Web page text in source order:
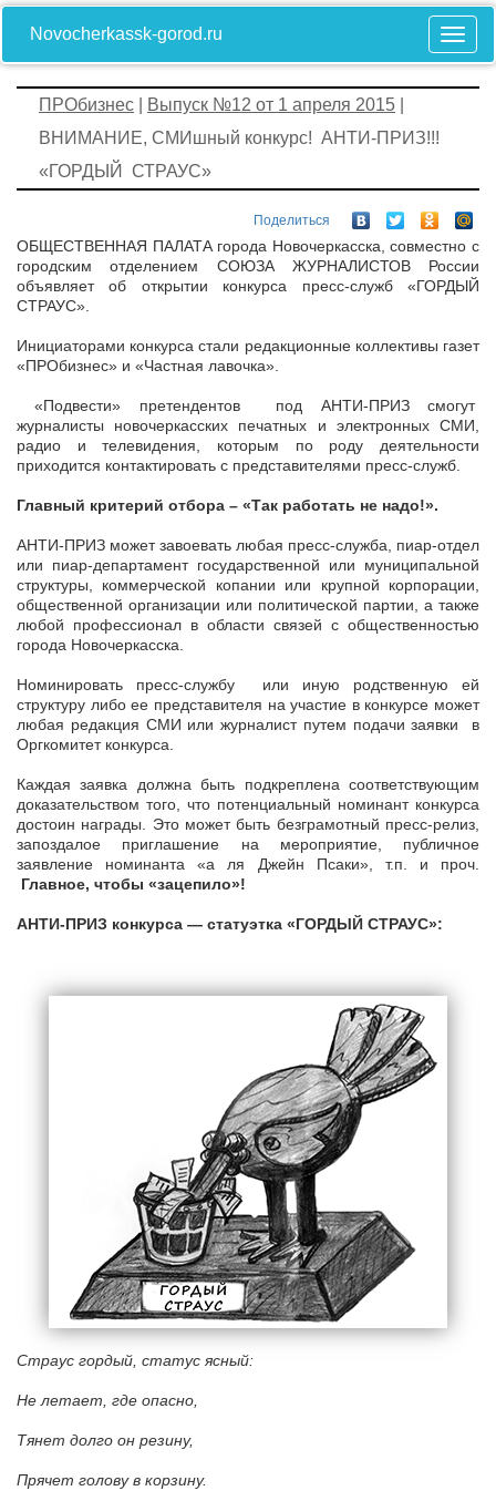
Novocherkassk-gorod.ru
ПРОбизнес Выпуск №12 от 1 апреля 2015
ВНИМАНИЕ, СМИшный конкурс! АНТИ-ПРИЗ!!!
«ГОРДЫЙ СТРАУС»
Поделиться
ОБЩЕСТВЕННАЯ ПАЛАТА города Новочеркасска, совместно с
городским отделением СОЮЗА ЖУРНАЛИСТОВ России
объявляет об открытии конкурса пресс-служб «ГОРДЫЙ
СТРАУС».
Инициаторами конкурса стали редакционные коллективы газет
«ПРОбизнес» и «Частная лавочка».
«Подвести» претендентов под АНТИ-ПРИЗ смогут
журналисты новочеркасских печатных и электронных СМИ,
радио и телевидения, которым по роду деятельности
приходится контактировать с представителями пресс-служб.
Главный критерий отбора – «Так работать не надо!».
АНТИ-ПРИЗ может завоевать любая пресс-служба, пиар-отдел
или пиар-департамент государственной или муниципальной
структуры, коммерческой копании или крупной корпорации,
общественной организации или политической партии, а также
любой профессионал в области связей с общественностью
города Новочеркасска.
Номинировать пресс-службу или иную родственную ей
структуру либо ее представителя на участие в конкурсе может
любая редакция СМИ или журналист путем подачи заявки в
Оргкомитет конкурса.
Каждая заявка должна быть подкреплена соответствующим
доказательством того, что потенциальный номинант конкурса
достоин награды. Это может быть безграмотный пресс-релиз,
запоздалое приглашение на мероприятие, публичное
заявление номинанта «а ля Джейн Псаки», т.п. и проч.
Главное, чтобы «зацепило»!
АНТИ-ПРИЗ конкурса — статуэтка «ГОРДЫЙ СТРАУС»:
Страус гордый, статус ясный:
Не летает, где опасно,
Тянет долго он резину,
Прячет голову в корзину.